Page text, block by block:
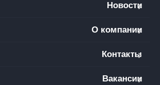
Новости
О компании
Контакты
Вакансии